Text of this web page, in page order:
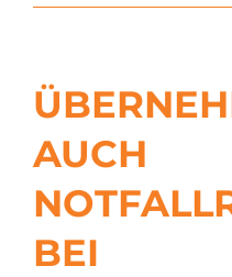
AUCH
BEI